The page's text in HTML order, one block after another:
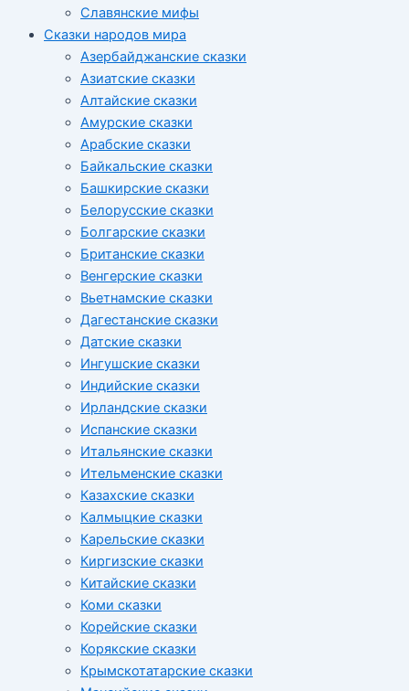
Славянские мифы
Сказки народов мира
Азербайджанские сказки
Азиатские сказки
Алтайские сказки
Амурские сказки
Арабские сказки
Байкальские сказки
Башкирские сказки
Белорусские сказки
Болгарские сказки
Британские сказки
Венгерские сказки
Вьетнамские сказки
Дагестанские сказки
Датские сказки
Ингушские сказки
Индийские сказки
Ирландские сказки
Испанские сказки
Итальянские сказки
Ительменские сказки
Казахские сказки
Калмыцкие сказки
Карельские сказки
Киргизские сказки
Китайские сказки
Коми сказки
Корейские сказки
Корякские сказки
Крымскотатарские сказки